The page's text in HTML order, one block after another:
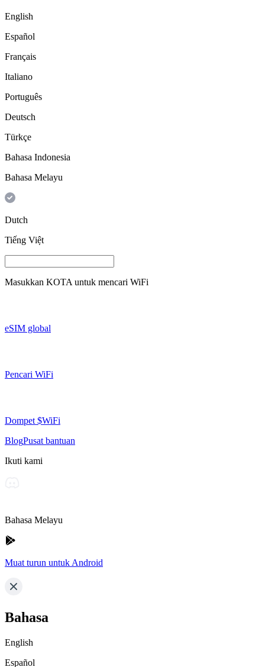
English
Español
Français
Italiano
Português
Deutsch
Türkçe
Bahasa Indonesia
Bahasa Melayu
Dutch
Tiếng Việt
Masukkan KOTA untuk mencari WiFi
eSIM global
Pencari WiFi
Dompet $WiFi
BlogPusat bantuan
Ikuti kami
Bahasa Melayu
Muat turun untuk Android
Bahasa
English
Español